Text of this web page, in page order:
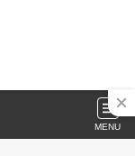
MENU